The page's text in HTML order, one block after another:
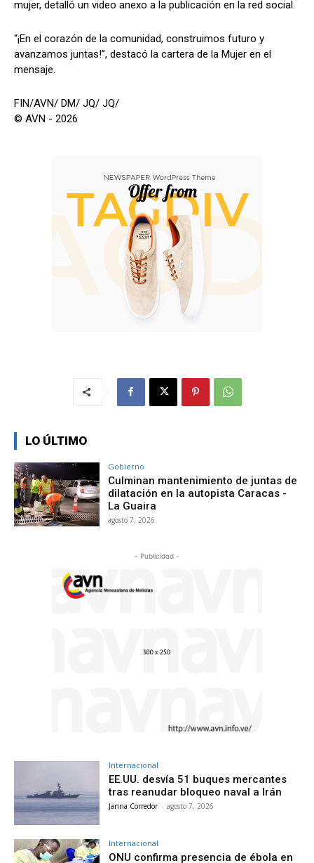
mujer, detalló un video anexo a la publicación en la red social.
“‎¡En el corazón de la comunidad, construimos futuro y
avanzamos juntas!”, destacó la cartera de la Mujer en el
mensaje.
FIN/AVN/ DM/ JQ/ JQ/
© AVN - 2026
LO ÚLTIMO
Gobierno
Culminan mantenimiento de juntas de
dilatación en la autopista Caracas -
La Guaira
agosto 7, 2026
- Publicidad -
Internacional
EE.UU. desvía 51 buques mercantes
tras reanudar bloqueo naval a Irán
Janna Corredor - agosto 7, 2026
Internacional
ONU confirma presencia de ébola en